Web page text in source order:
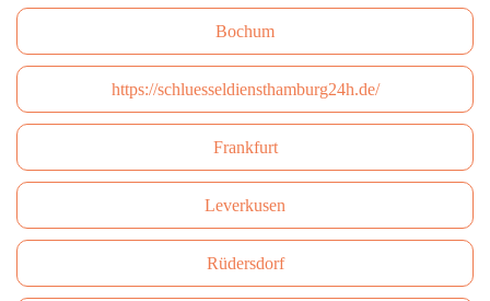
Bochum
https://schluesseldiensthamburg24h.de/
Frankfurt
Leverkusen
Rüdersdorf